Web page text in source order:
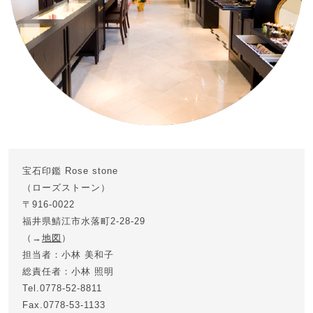
宝石印鑑 Rose stone
（ローズストーン）
〒916-0022
福井県鯖江市水落町2-28-29
（→ 地図 ）
担当者：小林 美和子
総責任者：小林 照明
Tel.0778-52-8811
Fax.0778-53-1133